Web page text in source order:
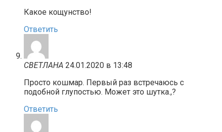
Какое кощунство!
Ответить
СВЕТЛАНА 24.01.2020 в 13:48
Просто кошмар. Первый раз встречаюсь с
подобной глупостью. Может это шутка.,?
Ответить